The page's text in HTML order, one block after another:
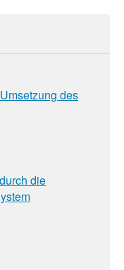
des
die